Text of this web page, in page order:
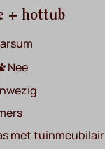
+ hottub
Nee
met tuinmeubilair